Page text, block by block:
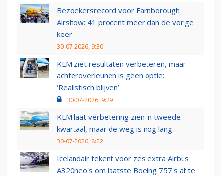
Bezoekersrecord voor Farnborough
Airshow: 41 procent meer dan de vorige
keer
30-07-2026, 9:30
KLM ziet resultaten verbeteren, maar
achteroverleunen is geen optie:
‘Realistisch blijven’
30-07-2026, 9:29
KLM laat verbetering zien in tweede
kwartaal, maar de weg is nog lang
30-07-2026, 8:22
Icelandair tekent voor zes extra Airbus
A320neo's om laatste Boeing 757's af te